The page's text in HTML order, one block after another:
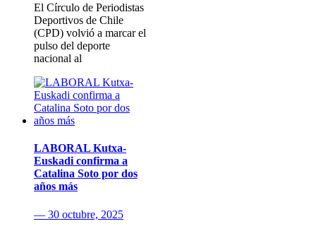
El Círculo de Periodistas
Deportivos de Chile
(CPD) volvió a marcar el
pulso del deporte
nacional al
LABORAL Kutxa-
Euskadi confirma a
Catalina Soto por dos
años más
— 30 octubre, 2025